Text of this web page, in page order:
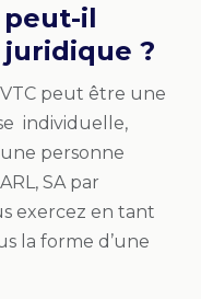
peut-il
?
peut être une
individuelle,
personne
SA par
exercez en tant
la forme d’une